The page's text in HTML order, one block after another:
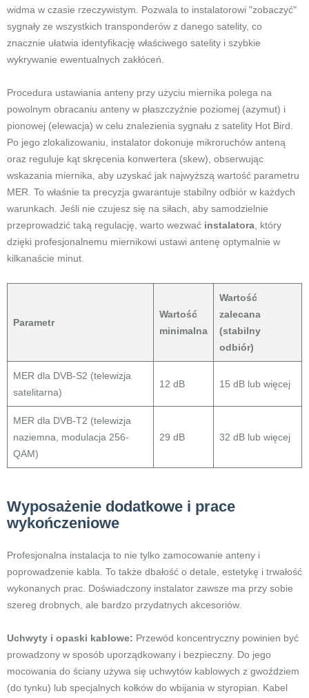
widma w czasie rzeczywistym. Pozwala to instalatorowi "zobaczyć"
sygnały ze wszystkich transponderów z danego satelity, co
znacznie ułatwia identyfikację właściwego satelity i szybkie
wykrywanie ewentualnych zakłóceń.
Procedura ustawiania anteny przy użyciu miernika polega na
powolnym obracaniu anteny w płaszczyźnie poziomej (azymut) i
pionowej (elewacja) w celu znalezienia sygnału z satelity Hot Bird.
Po jego zlokalizowaniu, instalator dokonuje mikroruchów anteną
oraz reguluje kąt skręcenia konwertera (skew), obserwując
wskazania miernika, aby uzyskać jak najwyższą wartość parametru
MER. To właśnie ta precyzja gwarantuje stabilny odbiór w każdych
warunkach. Jeśli nie czujesz się na siłach, aby samodzielnie
przeprowadzić taką regulację, warto wezwać instalatora , który
dzięki profesjonalnemu miernikowi ustawi antenę optymalnie w
kilkanaście minut.
Parametr
Wartość
minimalna
Wartość
zalecana
(stabilny
odbiór)
MER dla DVB-S2 (telewizja
satelitarna)
12 dB 15 dB lub więcej
MER dla DVB-T2 (telewizja
naziemna, modulacja 256-
QAM)
29 dB 32 dB lub więcej
Wyposażenie dodatkowe i prace
wykończeniowe
Profesjonalna instalacja to nie tylko zamocowanie anteny i
poprowadzenie kabla. To także dbałość o detale, estetykę i trwałość
wykonanych prac. Doświadczony instalator zawsze ma przy sobie
szereg drobnych, ale bardzo przydatnych akcesoriów.
Uchwyty i opaski kablowe: Przewód koncentryczny powinien być
prowadzony w sposób uporządkowany i bezpieczny. Do jego
mocowania do ściany używa się uchwytów kablowych z gwoździem
(do tynku) lub specjalnych kołków do wbijania w styropian. Kabel